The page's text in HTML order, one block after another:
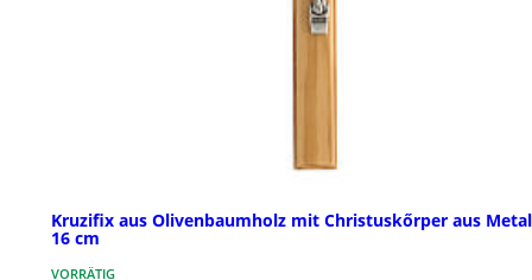
Kruzifix aus Olivenbaumholz mit Christuskőrper aus
16 cm
VORRÄTIG